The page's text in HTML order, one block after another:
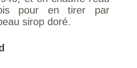
pour en tirer par
sirop doré.